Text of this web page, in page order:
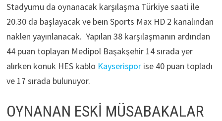
Stadyumu da oynanacak karşılaşma Türkiye saati ile
20.30 da başlayacak ve beın Sports Max HD 2 kanalından
naklen yayınlanacak. Yapılan 38 karşılaşmanın ardından
44 puan toplayan Medipol Başakşehir 14 sırada yer
alırken konuk HES kablo Kayserispor ise 40 puan topladı
ve 17 sırada bulunuyor.
OYNANAN ESKİ MÜSABAKALAR